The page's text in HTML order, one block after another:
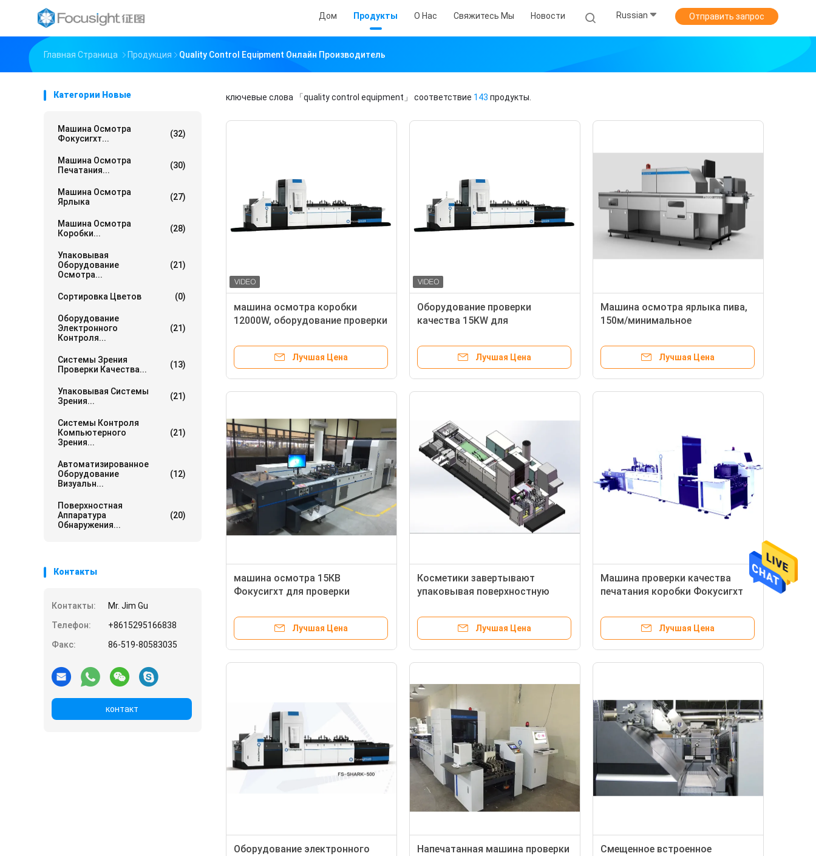
Дом Продукты О Нас Свяжитесь Мы Новости Russian Отправить запрос
Главная Страница Продукция Quality Control Equipment Онлайн Производитель
Категории Новые
Машина Осмотра
Фокусигхт...
(32)
Машина Осмотра
Печатания...
(30)
Машина Осмотра
Ярлыка
(27)
Машина Осмотра
Коробки...
(28)
Упаковывая
Оборудование
Осмотра...
(21)
Сортировка Цветов (0)
Оборудование
Электронного
Контроля...
(21)
Системы Зрения
Проверки Качества...
(13)
Упаковывая Системы
Зрения...
(21)
Системы Контроля
Компьютерного
Зрения...
(21)
Автоматизированное
Оборудование
Визуальн...
(12)
Поверхностная
Аппаратура
Обнаружения...
(20)
Контакты
Контакты:
Mr. Jim Gu
Телефон:
+8615295166838
Факс:
86-519-80583035
контакт
ключевые слова 「quality control equipment」 соответствие 143 продукты.
машина осмотра коробки
12000W, оборудование проверки
наружное
Лучшая Цена
Оборудование проверки
качества 15KW для
упаковывая печатающ осмотр
Лучшая Цена
Машина осмотра ярлыка пива,
150м/минимальное
качества
Лучшая Цена
машина осмотра 15КВ
Фокусигхт для проверки
шоколада
Лучшая Цена
Косметики завертывают
упаковывая поверхностную
обнаружения/проверки качества
Лучшая Цена
Машина проверки качества
печатания коробки Фокусигхт
Лучшая Цена
Оборудование электронного
Напечатанная машина проверки
Смещенное встроенное